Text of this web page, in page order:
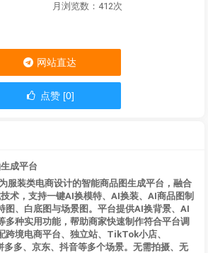
月浏览数：412次
网站直达
点赞 [0]
成平台
服装类电商设计的智能商品图生成平台，融合
术，支持一键AI换模特、AI换装、AI商品图制
图、白底图与场景图。平台提供AI换背景、AI
多种实用功能，帮助商家快速制作符合平台调
跨境电商平台、独立站、TikTok小店、
多、京东、抖音等多个场景。无需拍摄、无